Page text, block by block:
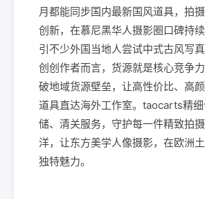
月都能同步国内最新国风道具，拍
创新，在慕尼黑华人摄影圈口碑持
引不少外国当地人尝试中式古风写
创创作者而言，货源就是核心竞争
破地域货源壁垒，让高性价比、高
道具直达海外工作室。taocarts精
储、清关服务，守护每一件精致拍
洋，让东方美学人像摄影，在欧洲
独特魅力。